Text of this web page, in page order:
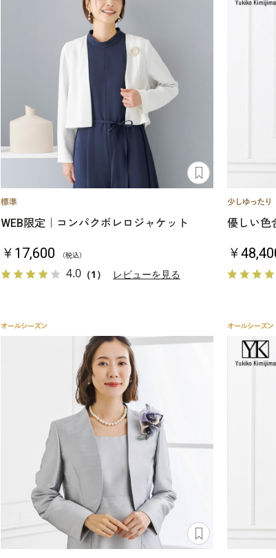
WEB限定｜コンパクボレロジャケット
￥17,600 （税込）
4.0 （1） レビューを見る
優しい色
￥